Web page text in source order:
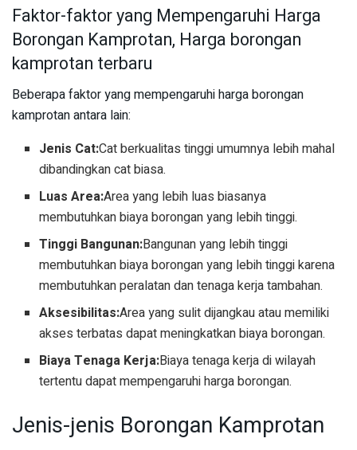
Faktor-faktor yang Mempengaruhi Harga
Borongan Kamprotan, Harga borongan
kamprotan terbaru
Beberapa faktor yang mempengaruhi harga borongan
kamprotan antara lain:
Jenis Cat:Cat berkualitas tinggi umumnya lebih mahal
dibandingkan cat biasa.
Luas Area:Area yang lebih luas biasanya
membutuhkan biaya borongan yang lebih tinggi.
Tinggi Bangunan:Bangunan yang lebih tinggi
membutuhkan biaya borongan yang lebih tinggi karena
membutuhkan peralatan dan tenaga kerja tambahan.
Aksesibilitas:Area yang sulit dijangkau atau memiliki
akses terbatas dapat meningkatkan biaya borongan.
Biaya Tenaga Kerja:Biaya tenaga kerja di wilayah
tertentu dapat mempengaruhi harga borongan.
Jenis-jenis Borongan Kamprotan